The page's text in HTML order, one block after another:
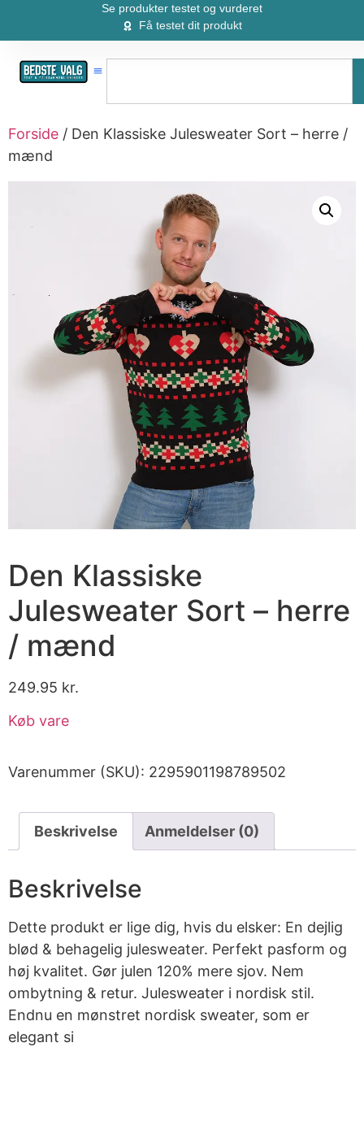
Se produkter testet og vurderet
Få testet dit produkt
Forside / Den Klassiske Julesweater Sort – herre /
mænd
Den Klassiske
Julesweater Sort – herre
/ mænd
249.95 kr.
Køb vare
Varenummer (SKU): 2295901198789502
Beskrivelse Anmeldelser (0)
Beskrivelse
Dette produkt er lige dig, hvis du elsker: En dejlig
blød & behagelig julesweater. Perfekt pasform og
høj kvalitet. Gør julen 120% mere sjov. Nem
ombytning & retur. Julesweater i nordisk stil.
Endnu en mønstret nordisk sweater, som er
elegant si